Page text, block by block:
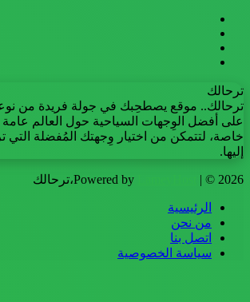
ترحالك
ترحالك.. موقع يصطحِبك في جولة فريدة من
على أفضل الوِجهات السياحية حول العالم عامة
خاصة، لتتمكن من اختيار وِجهتك المُفضلة
إليها.
Powered by | © 2026،ترحالك
الرئيسية
من نحن
اتصل بنا
سياسة الخصوصية